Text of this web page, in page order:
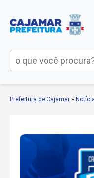
Prefeitura de Cajamar »